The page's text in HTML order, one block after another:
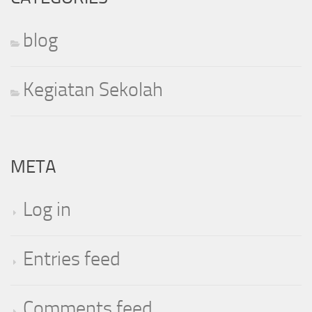
blog
Kegiatan Sekolah
META
Log in
Entries feed